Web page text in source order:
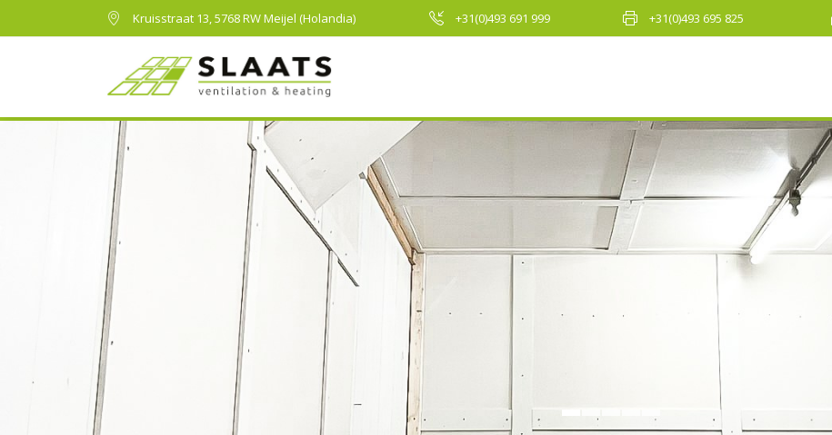
Kruisstraat 13, 5768 RW Meijel (Holandia) +31(0)493 691 999 +31(0)493 695 825